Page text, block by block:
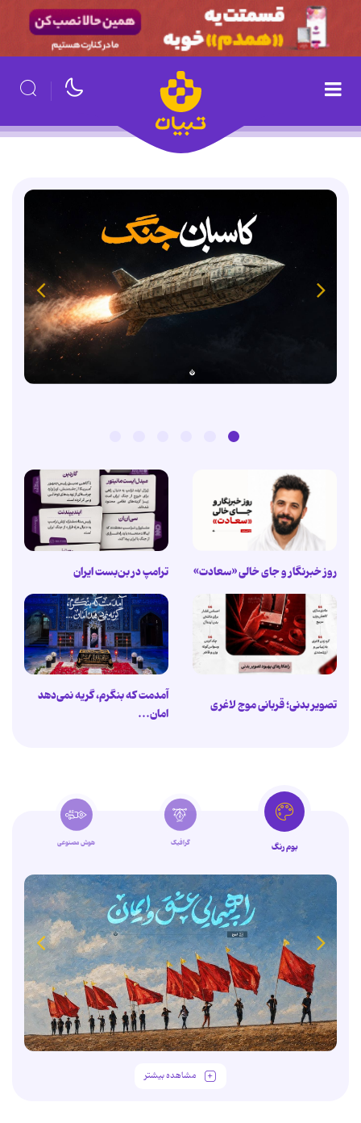
روز خبرنگار و جای خالی «سعادت» ترامپ در بن‌بست ایران
تصویر بدنی؛ قربانی موج لاغری
آمدمت که بنگرم، گریه نمی‌دهد
امان...
بوم رنگ گرافیک هوش مصنوعی
مشاهده بیشتر